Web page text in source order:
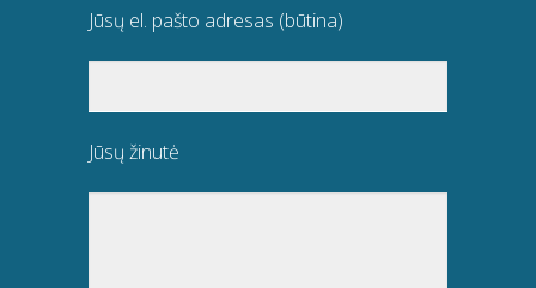
Jūsų el. pašto adresas (būtina)
Jūsų žinutė